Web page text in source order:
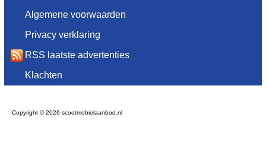
Algemene voorwaarden
Privacy verklaring
RSS laatste advertenties
Klachten
Copyright © 2026 scootmobielaanbod.nl